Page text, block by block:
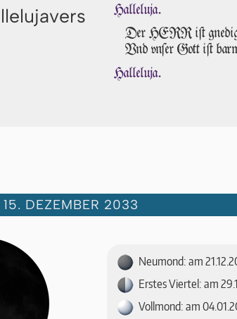
Halleluja.
Der HERR iſt gnedig
Vnd vn­ſer Gott iſt
Halleluja.
DEZEMBER 2033
Neumond: am
Erstes Viertel: am
Vollmond: am